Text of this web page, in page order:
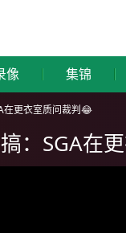
像 集锦
在更衣室质问裁判😂
：SGA在